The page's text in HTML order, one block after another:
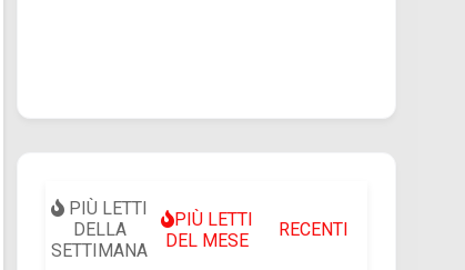
PIÙ LETTI
DELLA
SETTIMANA
PIÙ LETTI
DEL MESE
RECENTI